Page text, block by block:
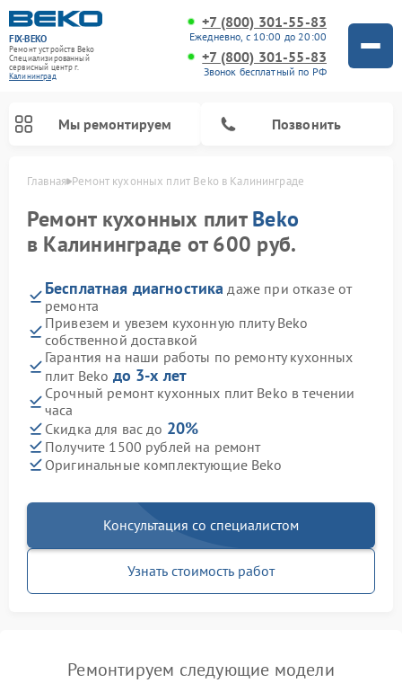
FIX-BEKO
Ремонт устройств Beko
Специализированный
cервисный центр г.
Калининград
+7 (800) 301-55-83
Ежедневно, с 10:00 до 20:00
+7 (800) 301-55-83
Звонок бесплатный по РФ
Мы ремонтируем Позвонить
Главная Ремонт кухонных плит Beko в Калининграде
Ремонт кухонных плитBeko
в Калининграде от 600 руб.
Бесплатная диагностика даже при отказе от
ремонта
Привезем и увезем кухонную плиту Beko
собственной доставкой
Гарантия на наши работы по ремонту кухонных
плит Beko до 3-х лет
Срочный ремонт кухонных плит Beko в течении
часа
Скидка для вас до 20%
Получите 1500 рублей на ремонт
Оригинальные комплектующие Beko
Консультация со специалистом
Узнать стоимость работ
Ремонтируем следующие модели